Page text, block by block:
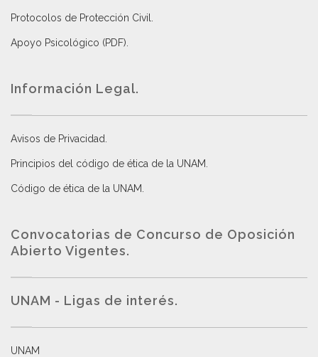
Protocolos de Protección Civil
Apoyo Psicológico (PDF)
Información Legal.
Avisos de Privacidad
Principios del código de ética de la UNAM
Código de ética de la UNAM
Convocatorias de Concurso de Oposición
Abierto Vigentes.
UNAM - Ligas de interés.
UNAM